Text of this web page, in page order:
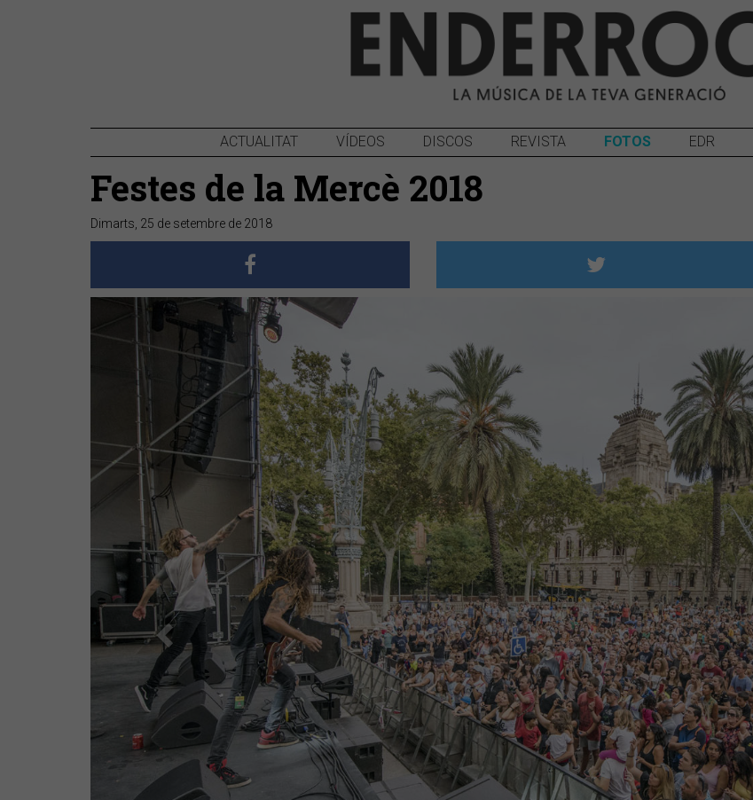
ACTUALITAT VÍDEOS DISCOS REVISTA FOTOS EDR
Festes de la Mercè 2018
Dimarts, 25 de setembre de 2018
Anterior